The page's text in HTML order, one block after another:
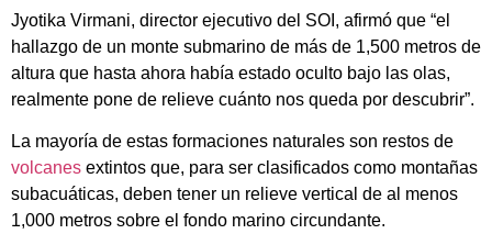
Jyotika Virmani, director ejecutivo del SOI, afirmó que “el
hallazgo de un monte submarino de más de 1,500 metros de
altura que hasta ahora había estado oculto bajo las olas,
realmente pone de relieve cuánto nos queda por descubrir”.
La mayoría de estas formaciones naturales son restos de
volcanes extintos que, para ser clasificados como montañas
subacuáticas, deben tener un relieve vertical de al menos
1,000 metros sobre el fondo marino circundante.